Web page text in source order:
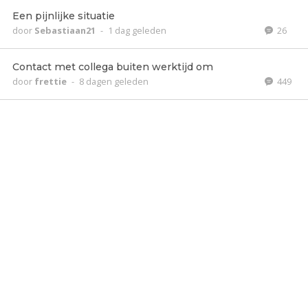
Een pijnlijke situatie
door Sebastiaan21 - 1 dag geleden 26
Contact met collega buiten werktijd om
door frettie - 8 dagen geleden 449